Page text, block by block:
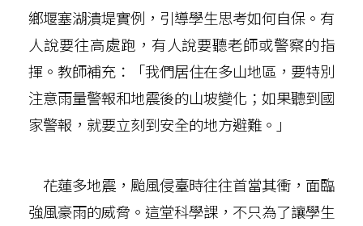
鄉堰塞湖潰堤實例，引導學生思考如何自保。有
人說要往高處跑，有人說要聽老師或警察的指
揮。教師補充：「我們居住在多山地區，要特別
注意雨量警報和地震後的山坡變化；如果聽到國
家警報，就要立刻到安全的地方避難。」
花蓮多地震，颱風侵臺時往往首當其衝，面臨
強風豪雨的威脅。這堂科學課，不只為了讓學生